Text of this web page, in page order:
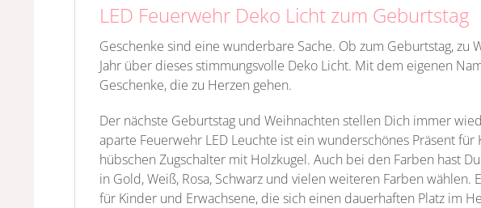
LED Feuerwehr Deko Licht zum Geburtstag
Geschenke sind eine wunderbare Sache. Ob zum Geburtstag,
Jahr über dieses stimmungsvolle Deko Licht. Mit dem eigenen
Geschenke, die zu Herzen gehen.
Der nächste Geburtstag und Weihnachten stellen Dich immer
aparte Feuerwehr LED Leuchte ist ein wunderschönes Präsent
hübschen Zugschalter mit Holzkugel. Auch bei den Farben hast
in Gold, Weiß, Rosa, Schwarz und vielen weiteren Farben
für Kinder und Erwachsene, die sich einen dauerhaften Platz im